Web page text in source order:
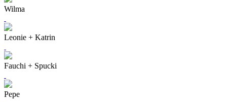
Wilma
Leonie + Katrin
Fauchi + Spucki
Pepe